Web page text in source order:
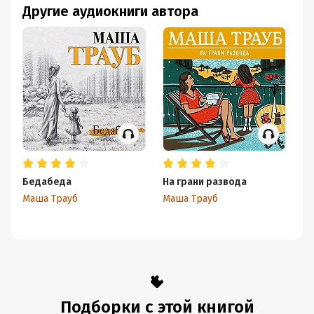
Другие аудиокниги автора
Бедабеда
Маша Трауб
На грани развода
Маша Трауб
Подборки с этой книгой